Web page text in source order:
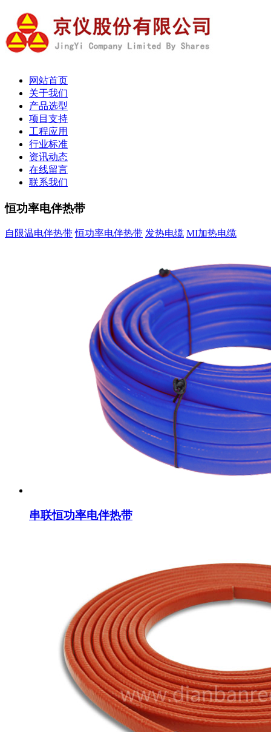
网站首页
关于我们
产品选型
项目支持
工程应用
行业标准
资讯动态
在线留言
联系我们
恒功率电伴热带
自限温电伴热带 恒功率电伴热带 发热电缆 MI加热电缆
串联恒功率电伴热带